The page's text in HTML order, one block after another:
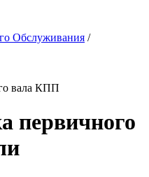
Обслуживания /
вала КПП
первичного